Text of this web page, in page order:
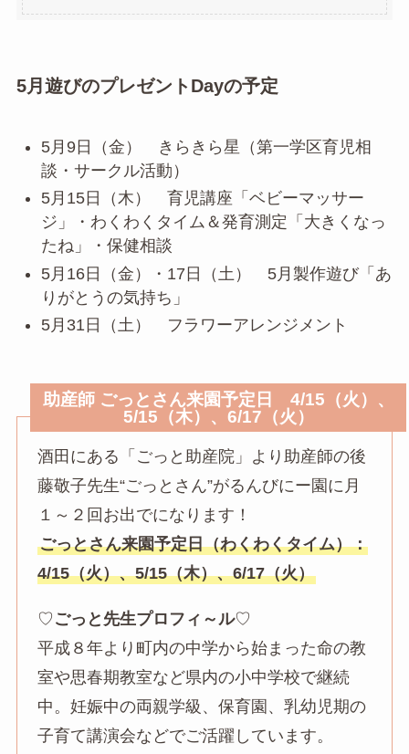
5月遊びのプレゼントDayの予定
5月9日（金） きらきら星（第一学区育児相
談・サークル活動）
5月15日（木） 育児講座「ベビーマッサー
ジ」・わくわくタイム＆発育測定「大きくなっ
たね」・保健相談
5月16日（金）・17日（土） 5月製作遊び「あ
りがとうの気持ち」
5月31日（土） フラワーアレンジメント
助産師 ごっとさん来園予定日 4/15（火）、
5/15（木）、6/17（火）
酒田にある「ごっと助産院」より助産師の後
藤敬子先生“ごっとさん”がるんびにー園に月
１～２回お出でになります！
ごっとさん来園予定日（わくわくタイム）：
4/15（火）、5/15（木）、6/17（火）
♡ ごっと先生プロフィ～ル♡
平成８年より町内の中学から始まった命の教
室や思春期教室など県内の小中学校で継続
中。妊娠中の両親学級、保育園、乳幼児期の
子育て講演会などでご活躍しています。